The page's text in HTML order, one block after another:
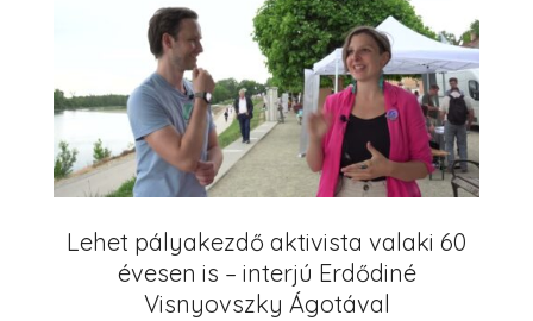
Lehet pályakezdő aktivista valaki 60
évesen is – interjú Erdődiné
Visnyovszky Ágotával